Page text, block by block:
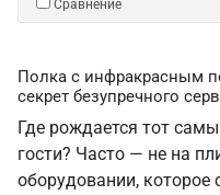
Сравнение
Полка с инфракрасным
секрет безупречного
Где рождается тот
гости? Часто — не на
оборудовании,